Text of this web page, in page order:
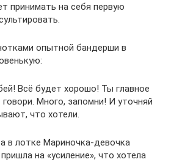
принимать на себя первую
опытной бандерши в
Всё будет хорошо! Ты главное
Много, запомни! И уточняй
что хотели.
в лотке Мариночка-девочка
на «усиление», что хотела